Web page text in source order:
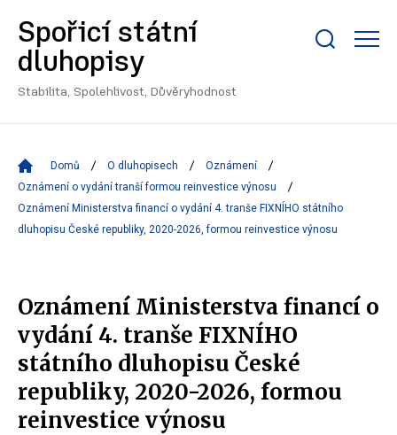
Spořicí státní
dluhopisy
Stabilita, Spolehlivost, Důvěryhodnost
Domů O dluhopisech
Oznámení
Oznámení o vydání tranší formou reinvestice výnosu
Oznámení Ministerstva financí o vydání 4. tranše FIXNÍHO státního
dluhopisu České republiky, 2020-2026, formou reinvestice výnosu
Oznámení Ministerstva financí o
vydání 4. tranše FIXNÍHO
státního dluhopisu České
republiky, 2020-2026, formou
reinvestice výnosu